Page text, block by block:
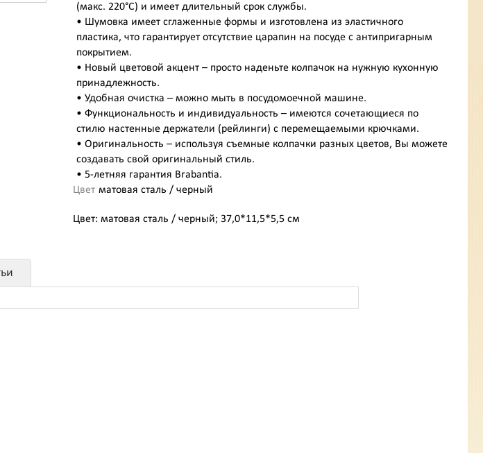
(макс. 220°C) и имеет длительный срок службы.
• Шумовка имеет сглаженные формы и изготовлена из эластичного
пластика, что гарантирует отсутствие царапин на посуде с антипригарным
покрытием.
• Новый цветовой акцент – просто наденьте колпачок на нужную кухонную
принадлежность.
• Удобная очистка – можно мыть в посудомоечной машине.
• Функциональность и индивидуальность – имеются сочетающиеся по
стилю настенные держатели (рейлинги) с перемещаемыми крючками.
• Оригинальность – используя съемные колпачки разных цветов, Вы можете
создавать свой оригинальный стиль.
• 5-летняя гарантия Brabantia.
Цвет матовая сталь / черный
Цвет: матовая сталь / черный; 37,0*11,5*5,5 см